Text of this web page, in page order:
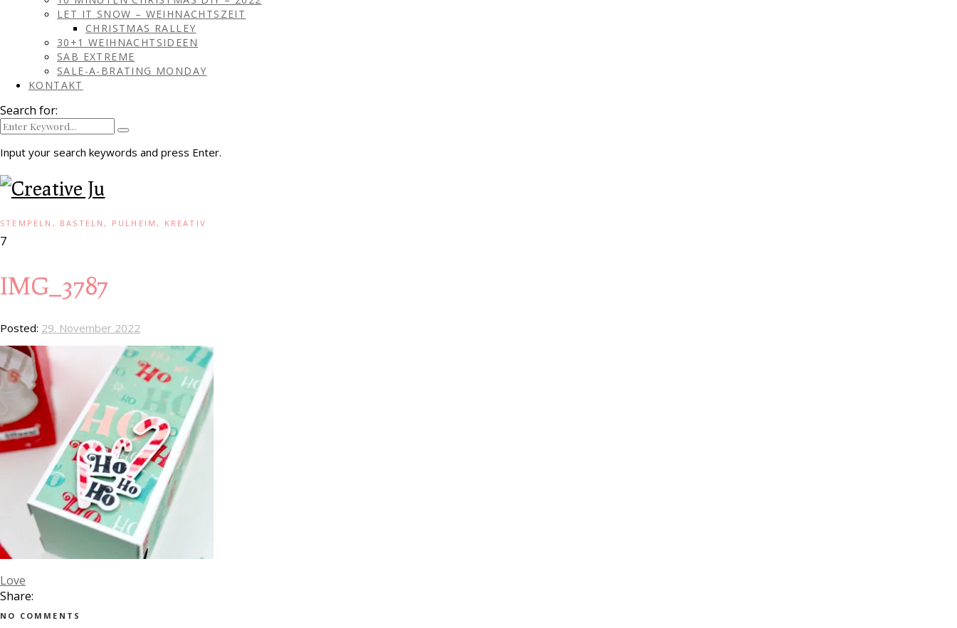
LET IT SNOW – WEIHNACHTSZEIT
CHRISTMAS RALLEY
30+1 WEIHNACHTSIDEEN
SAB EXTREME
SALE-A-BRATING MONDAY
KONTAKT
Search for:
Input your search keywords and press Enter.
STEMPELN, BASTELN, PULHEIM, KREATIV
7
IMG_3787
Posted: 29. November 2022
Love
Share:
NO COMMENTS